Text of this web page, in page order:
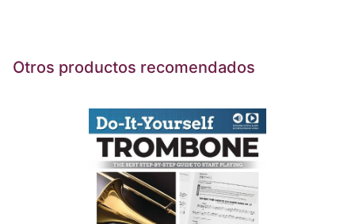
Otros productos recomendados